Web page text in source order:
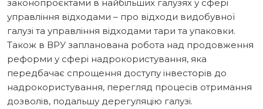
законопроєктами в найбільших галузях у сфері
управління відходами – про відходи видобувної
галузі та управління відходами тари та упаковки.
Також в ВРУ запланована робота над продовження
реформи у сфері надрокористування, яка
передбачає спрощення доступу інвесторів до
надрокористування, перегляд процесів отримання
дозволів, подальшу дерегуляцію галузі.